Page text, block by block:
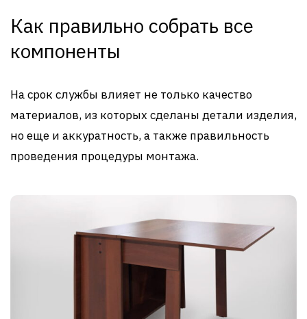
Как правильно собрать все
компоненты
На срок службы влияет не только качество
материалов, из которых сделаны детали изделия,
но еще и аккуратность, а также правильность
проведения процедуры монтажа.